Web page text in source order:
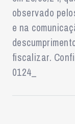
observado
e na
fiscalizar.
0124_